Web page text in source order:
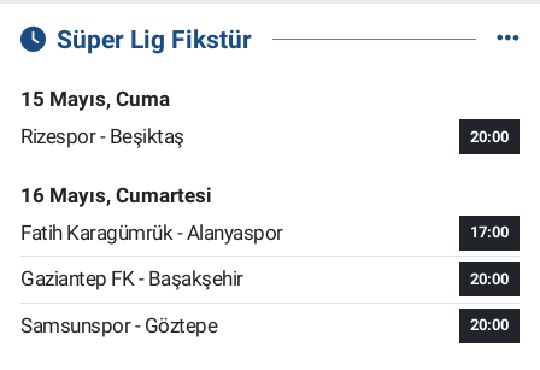
Süper Lig Fikstür
15 Mayıs, Cuma
Rizespor - Beşiktaş
20:00
16 Mayıs, Cumartesi
Fatih Karagümrük - Alanyaspor
17:00
Gaziantep FK - Başakşehir 20:00
Samsunspor - Göztepe 20:00